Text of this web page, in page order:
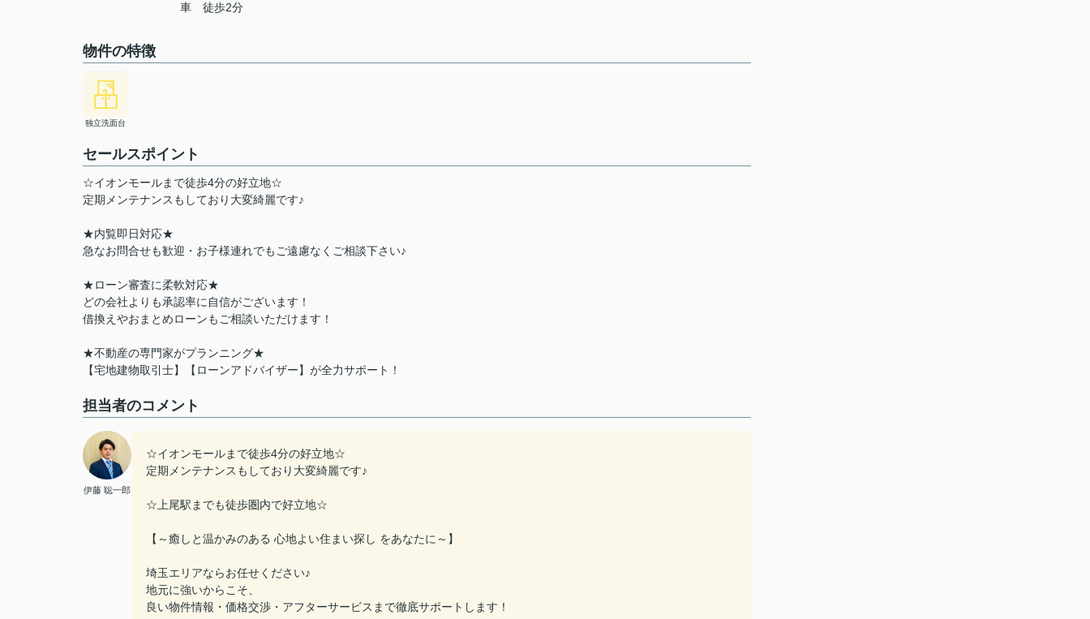
車 徒歩2分
物件の特徴
独立洗面台
セールスポイント
☆イオンモールまで徒歩4分の好立地☆
定期メンテナンスもしており大変綺麗です♪
★内覧即日対応★
急なお問合せも歓迎・お子様連れでもご遠慮なくご相談下さい♪
★ローン審査に柔軟対応★
どの会社よりも承認率に自信がございます！
借換えやおまとめローンもご相談いただけます！
★不動産の専門家がプランニング★
【宅地建物取引士】【ローンアドバイザー】が全力サポート！
担当者のコメント
伊藤 聡一郎
☆イオンモールまで徒歩4分の好立地☆
定期メンテナンスもしており大変綺麗です♪
☆上尾駅までも徒歩圏内で好立地☆
【～癒しと温かみのある 心地よい住まい探し をあなたに～】
埼玉エリアならお任せください♪
地元に強いからこそ、
良い物件情報・価格交渉・アフターサービスまで徹底サポートします！